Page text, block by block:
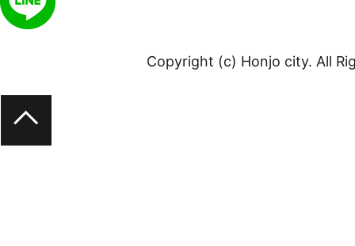
Copyright (c) Honjo city. All